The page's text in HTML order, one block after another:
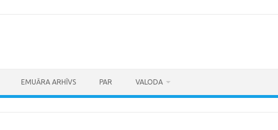
EMUĀRA ARHĪVS PAR VALODA